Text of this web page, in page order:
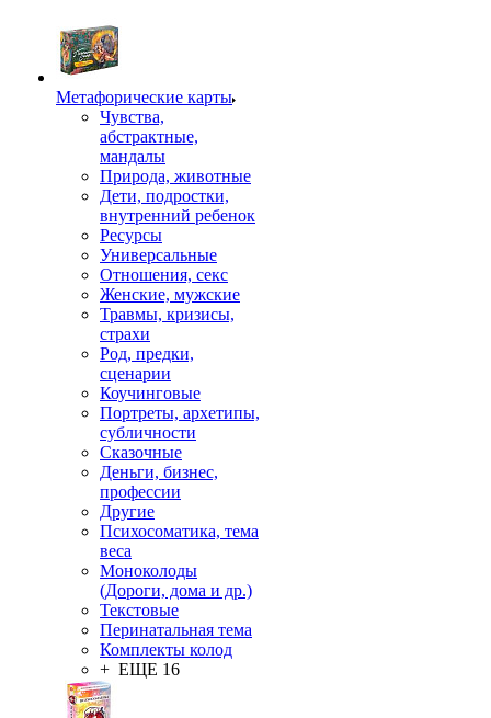
Mетафорические карты
Чувства,
абстрактные,
мандалы
Природа, животные
Дети, подростки,
внутренний ребенок
Ресурсы
Универсальные
Отношения, секс
Женские, мужские
Травмы, кризисы,
страхи
Род, предки,
сценарии
Коучинговые
Портреты, архетипы,
субличности
Сказочные
Деньги, бизнес,
профессии
Другие
Психосоматика, тема
веса
Моноколоды
(Дороги, дома и др.)
Текстовые
Перинатальная тема
Комплекты колод
+ ЕЩЕ 16